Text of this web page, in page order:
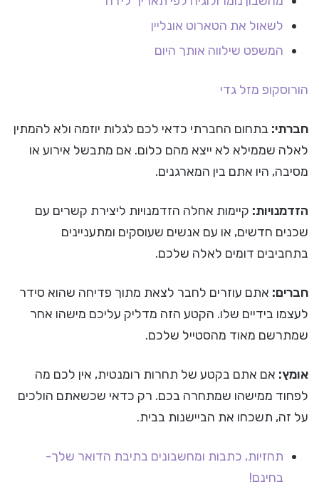
לשאול את הטארוט אונליין
המשפט שילווה אותך היום
הורוסקופ מזל גדי
חברתי: בתחום החברתי כדאי לכם לגלות יוזמה ולא להמתין
לאלה שממילא לא ייצא מהם כלום. אם מתבשל אירוע או
מסיבה, היו אתם בין המארגנים.
הזדמנויות: קיימות אחלה הזדמנויות ליצירת קשרים עם
שכנים חדשים, או עם אנשים שעוסקים ומתעניינים
בתחביבים דומים לאלה שלכם.
חברים: אתם עוזרים לחבר לצאת מתוך פדיחה שהוא סידר
לעצמו בידיים שלו. הקטע הזה מדליק עליכם מישהו אחר
שמתרשם מאוד מהסטייל שלכם.
אומץ: אם אתם בקטע של תחרות רומנטית, אין לכם מה
לפחוד ממישהו שמתחרה בכם. רק כדאי שכשאתם הולכים
על זה, תשכחו את הביישנות בבית.
תחזיות, כתבות ומחשבונים בתיבת הדואר שלך-
בחינם!